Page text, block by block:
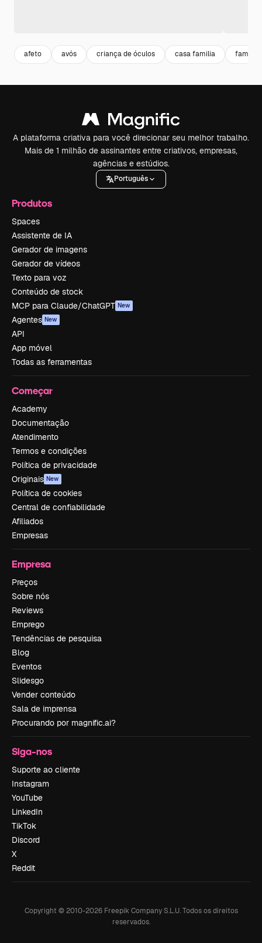
afeto avós criança de óculos casa familia family
A plataforma criativa para você direcionar seu melhor trabalho.
Mais de 1 milhão de assinantes entre criativos, empresas,
agências e estúdios.
Português
Produtos
Spaces
Assistente de IA
Gerador de imagens
Gerador de vídeos
Texto para voz
Conteúdo de stock
MCP para Claude/ChatGPT New
Agentes New
API
App móvel
Todas as ferramentas
Começar
Academy
Documentação
Atendimento
Termos e condições
Política de privacidade
Originais New
Política de cookies
Central de confiabilidade
Afiliados
Empresas
Empresa
Preços
Sobre nós
Reviews
Emprego
Tendências de pesquisa
Blog
Eventos
Slidesgo
Vender conteúdo
Sala de imprensa
Procurando por magnific.ai?
Siga-nos
Suporte ao cliente
Instagram
YouTube
LinkedIn
TikTok
Discord
X
Reddit
Copyright © 2010-2026Freepik Company S.L.U. Todos os direitos
reservados.